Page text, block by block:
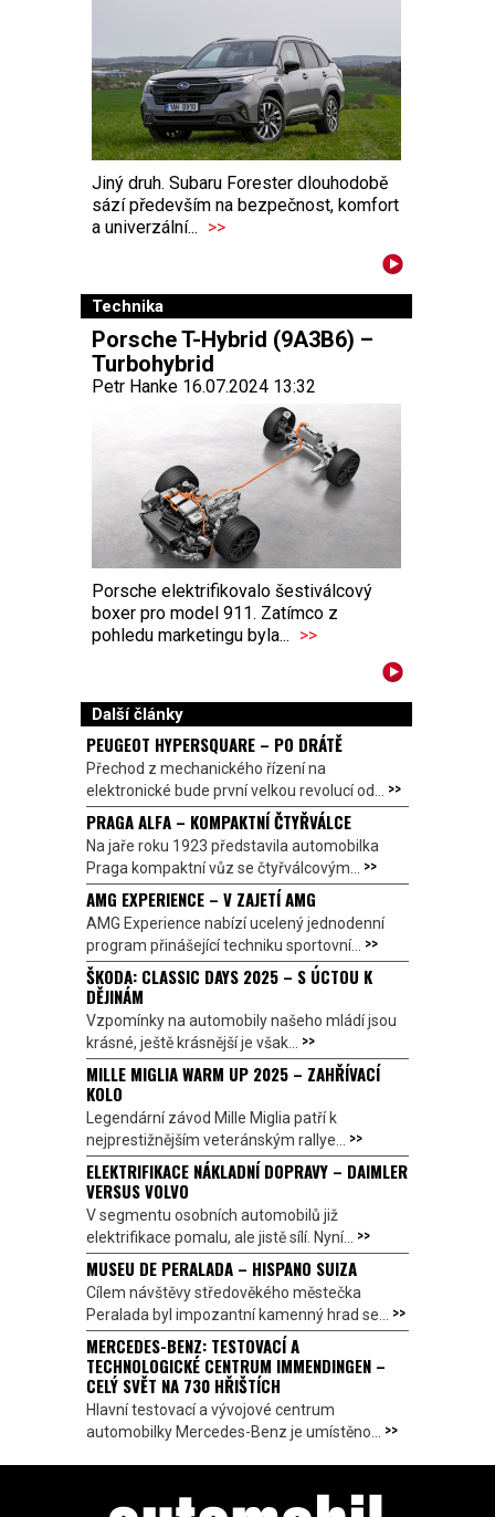
Jiný druh. Subaru Forester dlouhodobě
sází především na bezpečnost, komfort
a univerzální... >>
Technika
Porsche T-Hybrid (9A3B6) –
Turbohybrid
Petr Hanke 16.07.2024 13:32
Porsche elektrifikovalo šestiválcový
boxer pro model 911. Zatímco z
pohledu marketingu byla... >>
Další články
PEUGEOT HYPERSQUARE – PO DRÁTĚ
Přechod z mechanického řízení na
elektronické bude první velkou revolucí od... >>
PRAGA ALFA – KOMPAKTNÍ ČTYŘVÁLCE
Na jaře roku 1923 představila automobilka
Praga kompaktní vůz se čtyřválcovým... >>
AMG EXPERIENCE – V ZAJETÍ AMG
AMG Experience nabízí ucelený jednodenní
program přinášející techniku sportovní... >>
ŠKODA: CLASSIC DAYS 2025 – S ÚCTOU K
DĚJINÁM
Vzpomínky na automobily našeho mládí jsou
krásné, ještě krásnější je však... >>
MILLE MIGLIA WARM UP 2025 – ZAHŘÍVACÍ
KOLO
Legendární závod Mille Miglia patří k
nejprestižnějším veteránským rallye... >>
ELEKTRIFIKACE NÁKLADNÍ DOPRAVY – DAIMLER
VERSUS VOLVO
V segmentu osobních automobilů již
elektrifikace pomalu, ale jistě sílí. Nyní... >>
MUSEU DE PERALADA – HISPANO SUIZA
Cílem návštěvy středověkého městečka
Peralada byl impozantní kamenný hrad se... >>
MERCEDES-BENZ: TESTOVACÍ A
TECHNOLOGICKÉ CENTRUM IMMENDINGEN –
CELÝ SVĚT NA 730 HŘIŠTÍCH
Hlavní testovací a vývojové centrum
automobilky Mercedes-Benz je umístěno... >>